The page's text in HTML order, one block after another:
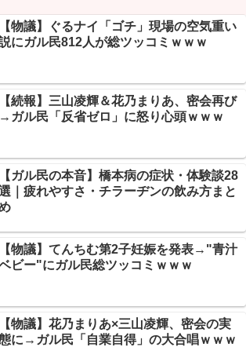
相互RSS
ｗｗ NEW!
険証のクソぶり、バレるｗｗｗｗｗｗｗｗｗ
ャンプ、「ロクのおかしな家」とかいう微妙
したせいで100万部切る NEW!
相手をコロした男の弁護をした。そして数年
せる出来事が… NEW!
ジャース、まさかの7連敗→ガリレオ民「満
ツッコミｗｗｗ
相互RSS
【物議】ぐるナイ「ゴチ」現場の空気重い
にガル民812人が総ツッコミｗｗｗ
【続報】三山凌輝＆花乃まりあ、密会再び
→ガル民「反省ゼロ」に怒り心頭ｗｗｗ
【ガル民の本音】橋本病の症状・体験談28
｜疲れやすさ・チラーヂンの飲み方まと
【物議】てんちむ第2子妊娠を発表→"青汁
ビー"にガル民総ツッコミｗｗｗ
【物議】花乃まりあ×三山凌輝、密会の実
に→ガル民「自業自得」の大合唱ｗｗｗ